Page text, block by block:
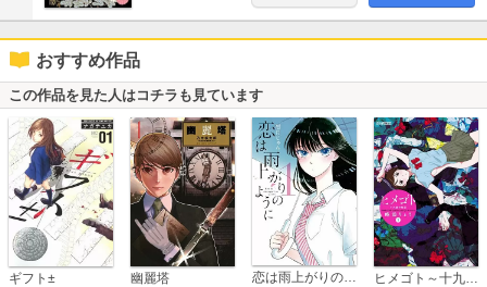
おすすめ作品
この作品を見た人はコチラも見ています
ギフト± 幽麗塔 恋は雨上がりのように